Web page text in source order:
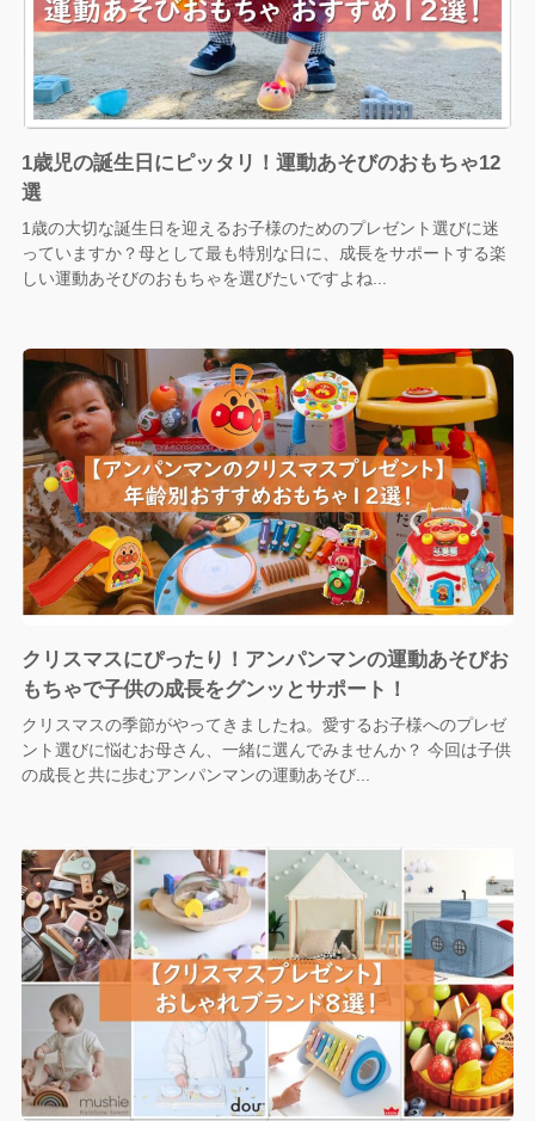
1歳児の誕生日にピッタリ！運動あそびのおもちゃ12
選
1歳の大切な誕生日を迎えるお子様のためのプレゼント選びに迷
っていますか？母として最も特別な日に、成長をサポートする楽
しい運動あそびのおもちゃを選びたいですよね...
クリスマスにぴったり！アンパンマンの運動あそびお
もちゃで子供の成長をグンッとサポート！
クリスマスの季節がやってきましたね。愛するお子様へのプレゼ
ント選びに悩むお母さん、一緒に選んでみませんか？ 今回は子供
の成長と共に歩むアンパンマンの運動あそび...